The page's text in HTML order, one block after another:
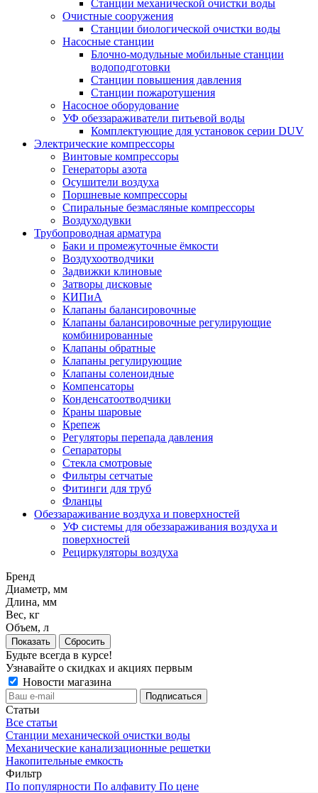
Станции механической очистки воды
Очистные сооружения
Станции биологической очистки воды
Насосные станции
Блочно-модульные мобильные станции
водоподготовки
Станции повышения давления
Станции пожаротушения
Насосное оборудование
УФ обеззараживатели питьевой воды
Комплектующие для установок серии DUV
Электрические компрессоры
Винтовые компрессоры
Генераторы азота
Осушители воздуха
Поршневые компрессоры
Спиральные безмасляные компрессоры
Воздуходувки
Трубопроводная арматура
Баки и промежуточные ёмкости
Воздухоотводчики
Задвижки клиновые
Затворы дисковые
КИПиА
Клапаны балансировочные
Клапаны балансировочные регулирующие
комбинированные
Клапаны обратные
Клапаны регулирующие
Клапаны соленоидные
Компенсаторы
Конденсатоотводчики
Краны шаровые
Крепеж
Регуляторы перепада давления
Сепараторы
Стекла смотровые
Фильтры сетчатые
Фитинги для труб
Фланцы
Обеззараживание воздуха и поверхностей
УФ системы для обеззараживания воздуха и
поверхностей
Рециркуляторы воздуха
Бренд
Диаметр, мм
Длина, мм
Вес, кг
Объем, л
Сбросить
Будьте всегда в курсе!
Узнавайте о скидках и акциях первым
Новости магазина
Статьи
Все статьи
Станции механической очистки воды
Механические канализационные решетки
Накопительные емкость
Фильтр
По популярности По алфавиту По цене